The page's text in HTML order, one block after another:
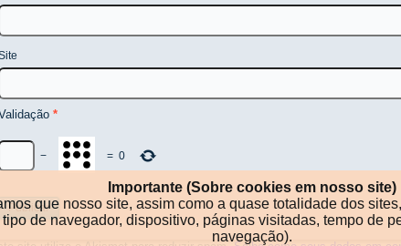
*
− = 0
Importante (Sobre cookies em nosso site)
que nosso site, assim como a quase totalidade dos
de navegador, dispositivo, páginas visitadas, tempo de
navegação).